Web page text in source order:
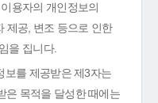
용자의 개인정보의
제공, 변조 등으로 인한
을 집니다.
보를 제공받은 제3자는
은 목적을 달성한 때에는